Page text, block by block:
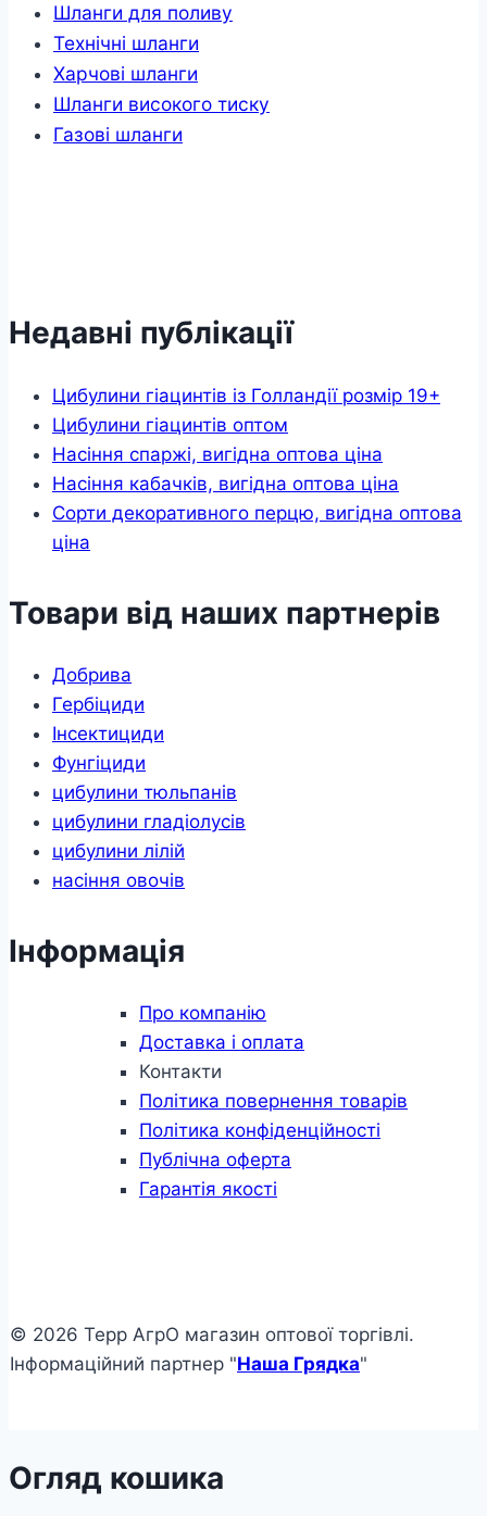
Шланги для поливу
Технічні шланги
Харчові шланги
Шланги високого тиску
Газові шланги
Недавні публікації
Цибулини гіацинтів із Голландії розмір 19+
Цибулини гіацинтів оптом
Насіння спаржі, вигідна оптова ціна
Насіння кабачків, вигідна оптова ціна
Сорти декоративного перцю, вигідна оптова
ціна
Товари від наших партнерів
Добрива
Гербіциди
Інсектициди
Фунгіциди
цибулини тюльпанів
цибулини гладіолусів
цибулини лілій
насіння овочів
Інформація
Про компанію
Доставка і оплата
Контакти
Політика повернення товарів
Політика конфіденційності
Публічна оферта
Гарантія якості
© 2026 Терр АгрО магазин оптової торгівлі.
Інформаційний партнер "Наша Грядка"
Огляд кошика